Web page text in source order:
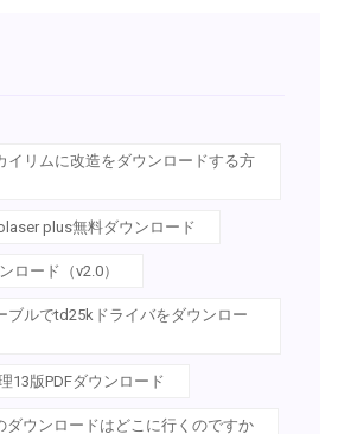
イリムに改造をダウンロードする方
plus無料ダウンロード
ロード（v2.0）
ブルでtd25kドライバをダウンロー
13版PDFダウンロード
ダウンロードはどこに行くのですか